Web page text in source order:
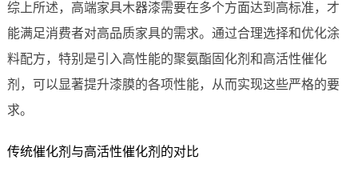
综上所述，高端家具木器漆需要在多个方面达到高标准，才
能满足消费者对高品质家具的需求。通过合理选择和优化涂
料配方，特别是引入高性能的聚氨酯固化剂和高活性催化
剂，可以显著提升漆膜的各项性能，从而实现这些严格的要
求。
传统催化剂与高活性催化剂的对比